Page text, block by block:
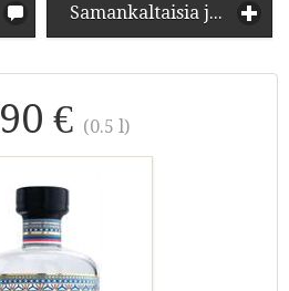
Samankaltaisia juomia
€ (0.5 l)